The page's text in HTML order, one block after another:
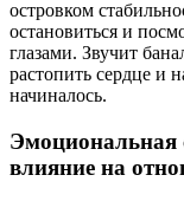
островком
остановиться и
глазами. Звучит
растопить сердце и
начиналось.
Эмоциональная
влияние на